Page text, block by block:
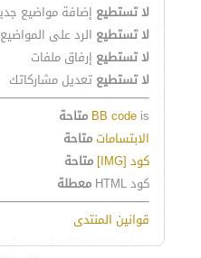
لا تستطيع إضافة مواضيع
لا تستطيع الرد على المواضيع
لا تستطيع إرفاق ملفات
لا تستطيع تعديل مشاركاتك
BB code is
متاحة
الابتساماتمتاحة
كود [IMG]
متاحة
كود HTML
معطلة
قوانين المنتدى